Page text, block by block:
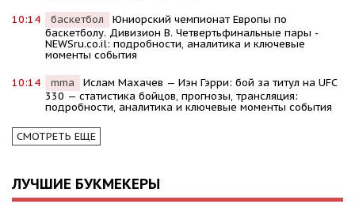
10:14 баскетбол
Юниорский чемпионат Европы по
баскетболу. Дивизион В. Четвертьфинальные пары -
NEWSru.co.il: подробности, аналитика и ключевые
моменты события
10:14 mma
Ислам Махачев — Иэн Гэрри: бой за титул на UFC
330 — статистика бойцов, прогнозы, трансляция:
подробности, аналитика и ключевые моменты события
СМОТРЕТЬ ЕЩЕ
ЛУЧШИЕ БУКМЕКЕРЫ